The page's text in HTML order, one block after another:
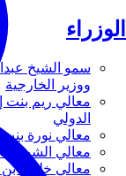
الوزراء
سمو الشيخ
ووزير الخارجية
معالي ريم بنت
الدولي
معالي نورة
معالي الشيخ
معالي خليفة